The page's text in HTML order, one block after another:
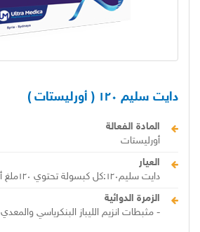
دايت سليم ١۲۰ ( أورليستات )
المادة الفعالة
أورليستات
العيار
دايت سليم١۲۰:كل كبسولة تحتوي ١۲۰ملغ أورليستات.
الزمرة الدوائية
- مثبطات انزيم الليباز البنكرياسي والمعدي